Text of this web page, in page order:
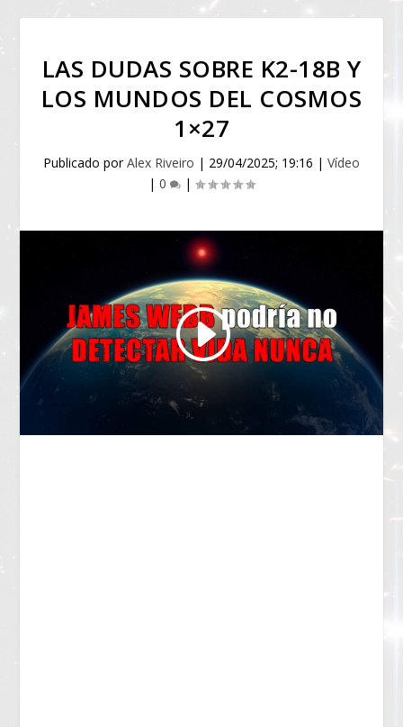
LAS DUDAS SOBRE K2-18B Y
LOS MUNDOS DEL COSMOS
1×27
Publicado porAlex Riveiro | 29/04/2025; 19:16 | Vídeo
| 0 |